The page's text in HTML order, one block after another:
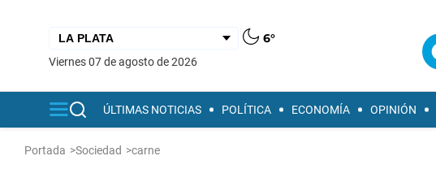
6°
viernes 07 de agosto de 2026
ÚLTIMAS NOTICIAS POLÍTICA ECONOMÍA OPINIÓN
Portada >Sociedad >carne